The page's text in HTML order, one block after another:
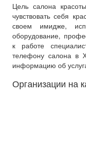
Цель салона
чувствовать себя
своем имидже,
оборудование,
к работе
телефону салона в
информацию об
Организации на